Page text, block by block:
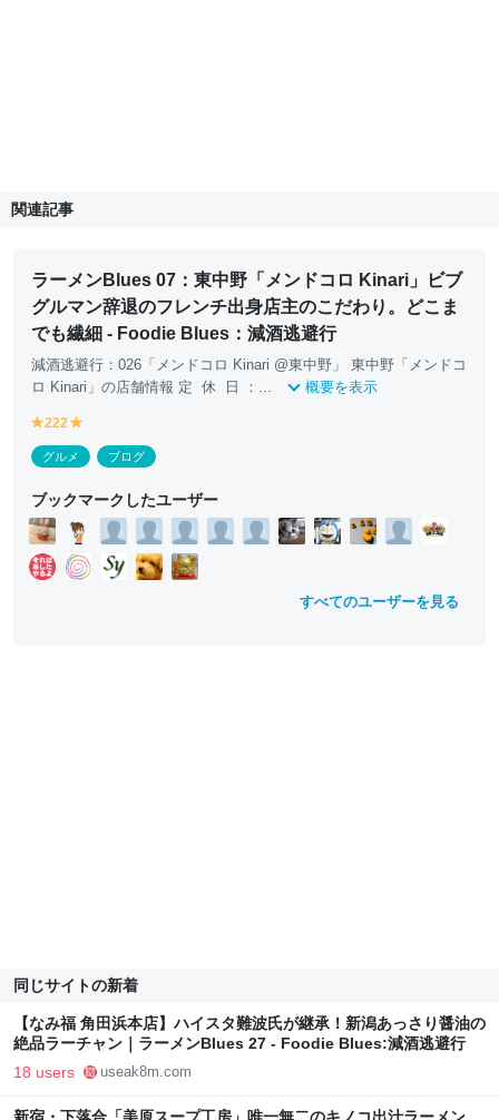
関連記事
ラーメンBlues 07：東中野「メンドコロ Kinari」ビブ
グルマン辞退のフレンチ出身店主のこだわり。どこま
でも繊細 - Foodie Blues：減酒逃避行
減酒逃避行：026「メンドコロ Kinari @東中野」 東中野「メンドコ
ロ Kinari」の店舗情報 定 休 日 ：...
概要を表示
y
e
ll
w
222
e
ll
w
グルメ ブログ
ブックマークしたユーザー
すべてのユーザーを見る
同じサイトの新着
【なみ福 角田浜本店】ハイスタ難波氏が継承！新潟あっさり醤油の
絶品ラーチャン｜ラーメンBlues 27 - Foodie Blues:減酒逃避行
18 users useak8m.com